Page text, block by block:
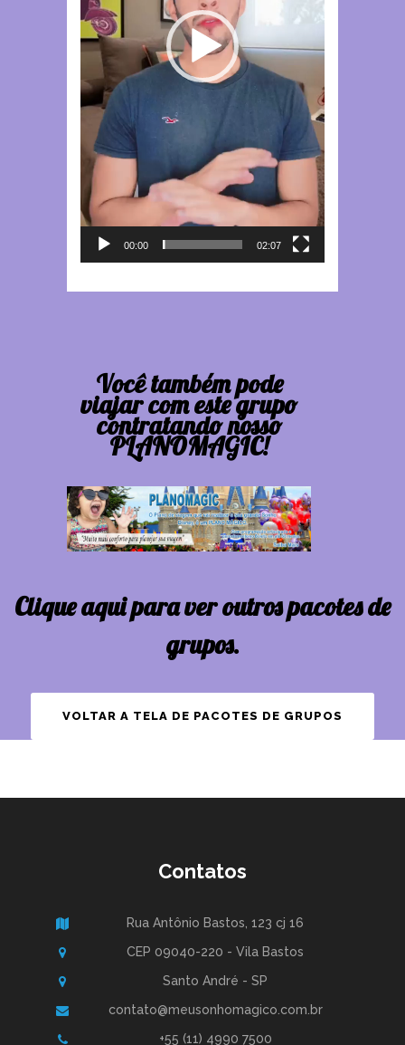
00:00 02:07
Você também pode
viajar com este grupo
contratando nosso
PLANOMAGIC!
Clique aqui para ver outros pacotes de
grupos.
VOLTAR A TELA DE PACOTES DE GRUPOS
Contatos
Rua Antônio Bastos, 123 cj 16
CEP 09040-220 - Vila Bastos
Santo André - SP
contato@meusonhomagico.com.br
+55 (11) 4990 7500